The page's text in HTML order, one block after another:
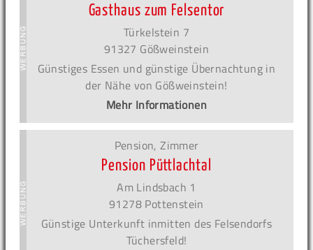
Gasthaus zum Felsentor
Türkelstein 7
91327 Gößweinstein
Günstiges Essen und günstige Übernachtung in
der Nähe von Gößweinstein!
Mehr Informationen
Pension, Zimmer
Pension Püttlachtal
Am Lindsbach 1
91278 Pottenstein
Günstige Unterkunft inmitten des Felsendorfs
Tüchersfeld!